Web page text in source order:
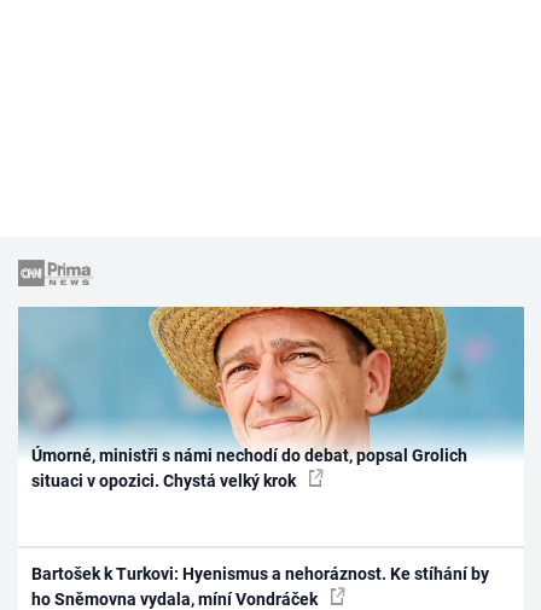
Úmorné, ministři s námi nechodí do debat, popsal Grolich
situaci v opozici. Chystá velký krok
Bartošek k Turkovi: Hyenismus a nehoráznost. Ke stíhání by
ho Sněmovna vydala, míní Vondráček